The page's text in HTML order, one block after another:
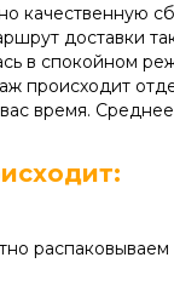
качественную
доставки
в спокойном
происходит
время.
распаковываем